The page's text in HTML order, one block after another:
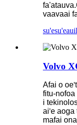
vaavaai
su'esu'e
Volvo
Afai o oe'
fitu-nofoa
i
ai'e aoga
mafai